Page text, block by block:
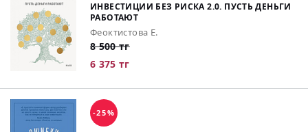
ИНВЕСТИЦИИ БЕЗ РИСКА 2.0. ПУСТЬ ДЕНЬГИ
РАБОТАЮТ
Феоктистова Е.
8 500 тг
6 375 тг
-25%